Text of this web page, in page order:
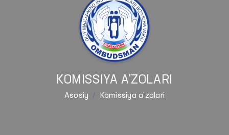
KOMISSIYA A'ZOLARI
Asosiy Komissiya a'zolari